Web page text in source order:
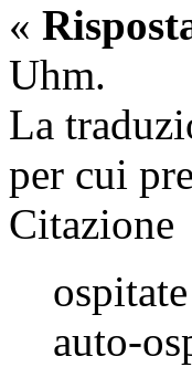
«
Uhm.
La
per cui
Citazione
auto-